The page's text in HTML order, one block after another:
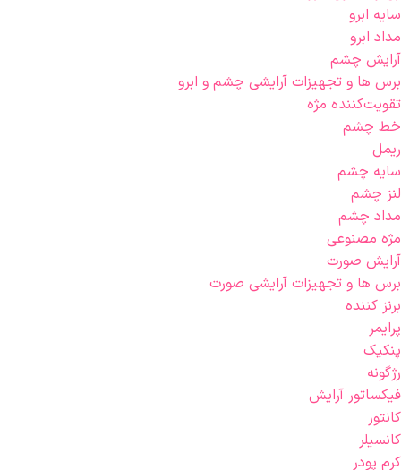
سایه ابرو
مداد ابرو
آرایش چشم
برس ها و تجهیزات آرایشی چشم و ابرو
تقویت‌کننده مژه
خط چشم
ریمل
سایه چشم
لنز چشم
مداد چشم
مژه مصنوعی
آرایش صورت
برس ها و تجهیزات آرایشی صورت
برنز کننده
پرایمر
پنکیک
رژگونه
فیکساتور آرایش
کانتور
کانسیلر
کرم پودر